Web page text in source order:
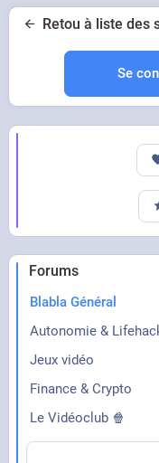
Retou à liste des
Se
Forums
Blabla Général
Autonomie &
Jeux vidéo
Finance & Crypto
Le Vidéoclub 🍿